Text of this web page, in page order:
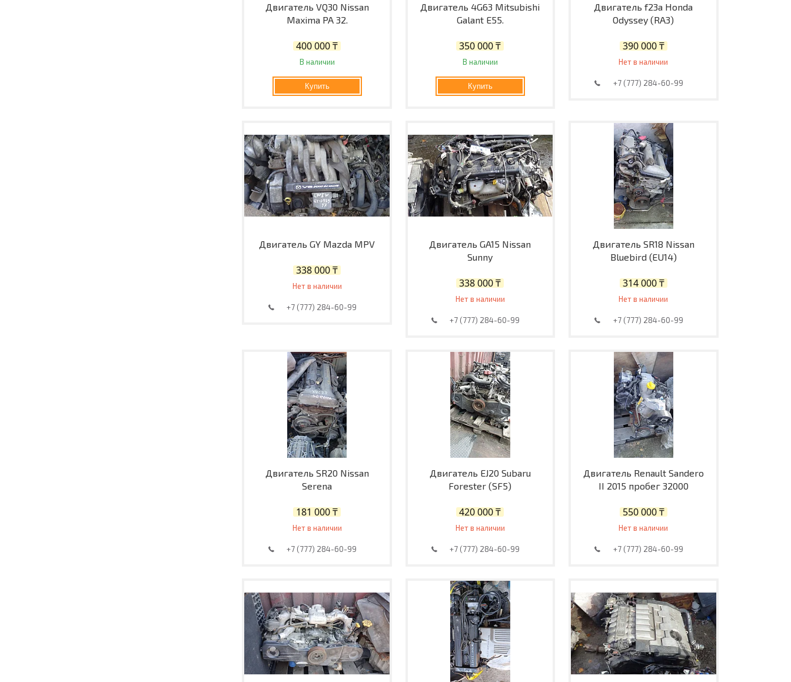
Двигатель VQ30 Nissan
Maxima PA 32.
400 000 ₸
В наличии
Купить
Двигатель 4G63 Mitsubishi
Galant E55.
350 000 ₸
В наличии
Купить
Двигатель f23a Honda
Odyssey (RA3)
390 000 ₸
Нет в наличии
+7 (777) 284-60-99
Двигатель GY Mazda MPV
338 000 ₸
Нет в наличии
+7 (777) 284-60-99
Двигатель GA15 Nissan
Sunny
338 000 ₸
Нет в наличии
+7 (777) 284-60-99
Двигатель SR18 Nissan
Bluebird (EU14)
314 000 ₸
Нет в наличии
+7 (777) 284-60-99
Двигатель SR20 Nissan
Serena
181 000 ₸
Нет в наличии
+7 (777) 284-60-99
Двигатель EJ20 Subaru
Forester (SF5)
420 000 ₸
Нет в наличии
+7 (777) 284-60-99
Двигатель Renault Sandero
II 2015 пробег 32000
550 000 ₸
Нет в наличии
+7 (777) 284-60-99